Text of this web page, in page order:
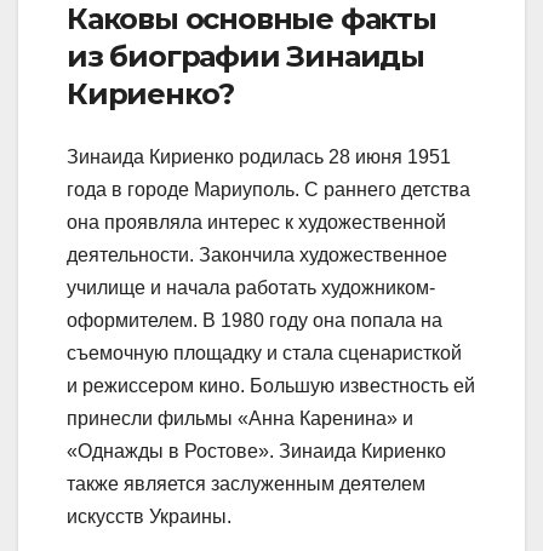
Каковы основные факты
из биографии Зинаиды
Кириенко?
Зинаида Кириенко родилась 28 июня 1951
года в городе Мариуполь. С раннего детства
она проявляла интерес к художественной
деятельности. Закончила художественное
училище и начала работать художником-
оформителем. В 1980 году она попала на
съемочную площадку и стала сценаристкой
и режиссером кино. Большую известность ей
принесли фильмы «Анна Каренина» и
«Однажды в Ростове». Зинаида Кириенко
также является заслуженным деятелем
искусств Украины.